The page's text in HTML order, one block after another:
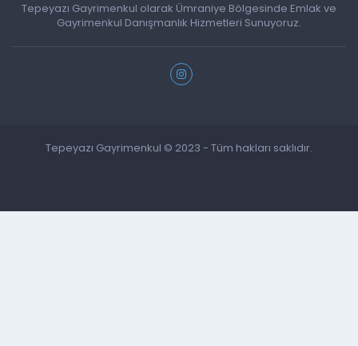
Tepeyazı Gayrimenkul olarak Ümraniye Bölgesinde Emlak ve
Gayrimenkul Danışmanlık Hizmetleri Sunuyoruz.
Tepeyazı Gayrimenkul © 2023 - Tüm hakları saklıdır.